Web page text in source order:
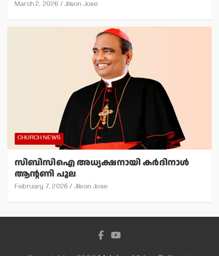
March 2, 2026 Jilson Jose
CHURCH NEWS
സിബിസിഐ അധ്യക്ഷനായി കര്‍ദിനാള്‍
ആന്റണി പൂല
February 7, 2026 Jilson Jose